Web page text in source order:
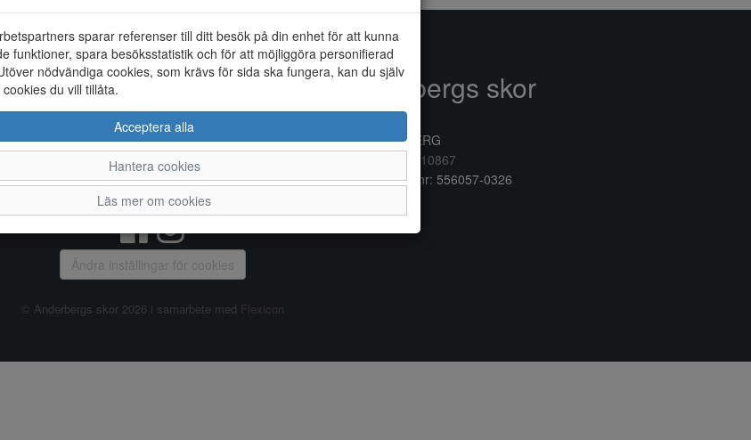
sparar referenser till ditt besök på din enhet för att kunna
funktioner, spara besöksstatistik och för att möjliggöra personifierad
nödvändiga cookies, som krävs för sida ska fungera, kan du själv
du vill tillåta.
Acceptera alla
Hantera cookies
Läs mer om cookies
oss
Anderbergs skor
432 41 VARBERG
0340/10867
Organisationsnr: 556057-0326
Ändra inställingar för cookies
© Anderbergs skor 2026 i samarbete med Flexicon